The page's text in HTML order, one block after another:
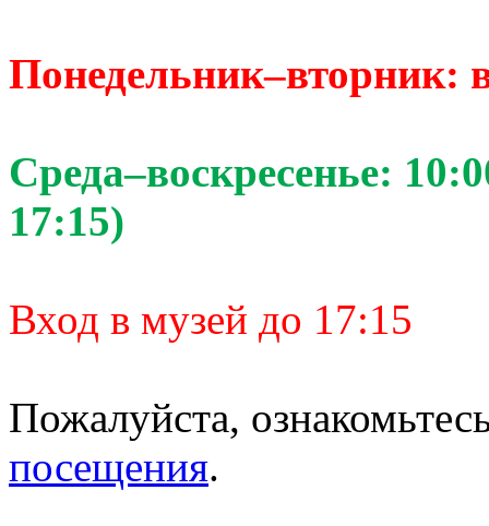
Понедельник–вторник:
Среда–воскресенье:
17:15)
Вход в музей до 17:15
Пожалуйста,
посещения.